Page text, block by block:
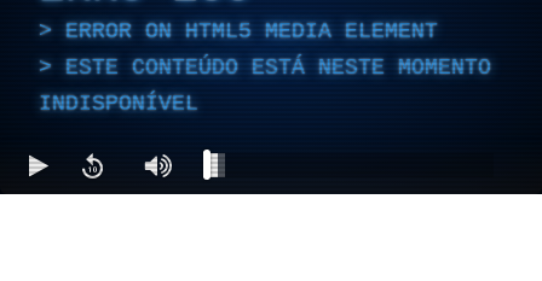
ERROR ON HTML5 MEDIA ELEMENT
ESTE CONTEÚDO ESTÁ NESTE MOMENTO
INDISPONÍVEL